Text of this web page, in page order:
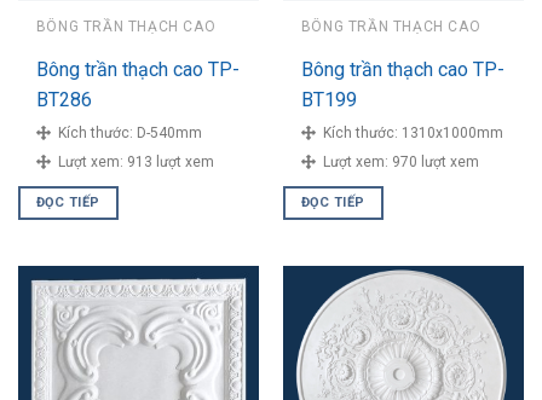
BÔNG TRẦN THẠCH CAO
Bông trần thạch cao TP-
BT286
Kích thước: D-540mm
Lượt xem: 913 lượt xem
ĐỌC TIẾP
BÔNG TRẦN THẠCH CAO
Bông trần thạch cao TP-
BT199
Kích thước: 1310x1000mm
Lượt xem: 970 lượt xem
ĐỌC TIẾP